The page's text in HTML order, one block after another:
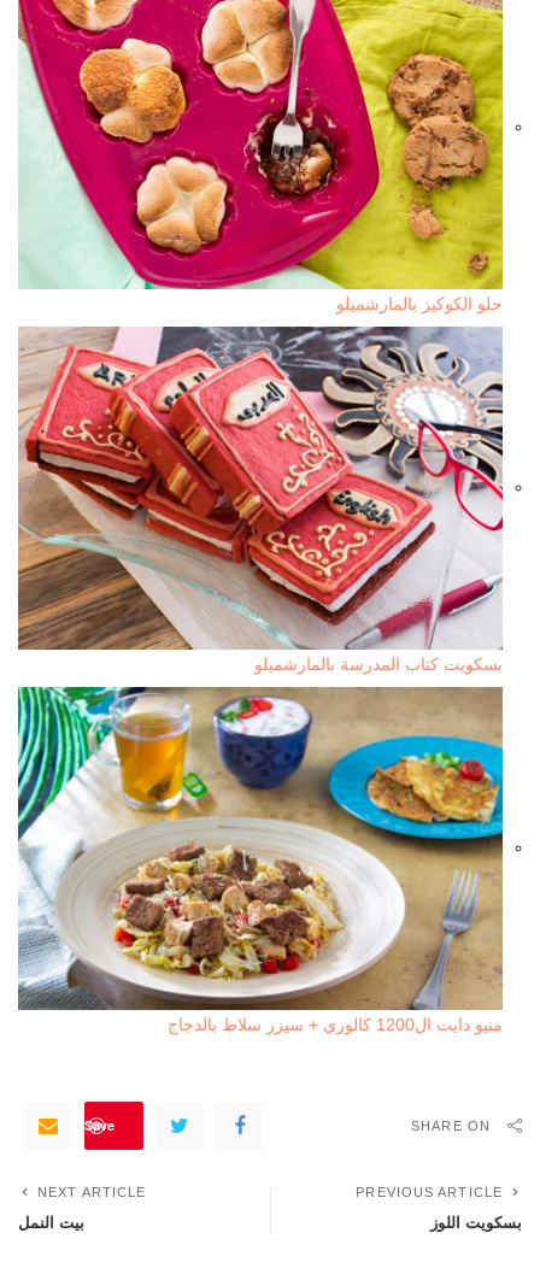
حلو الكوكيز بالمارشميلو
بسكويت كتاب المدرسة بالمارشميلو
منيو دايت ال1200 كالوري + سيزر سلاط بالدجاج
SHARE ON
Save
PREVIOUS ARTICLE
بسكويت اللوز
NEXT ARTICLE
بيت النمل